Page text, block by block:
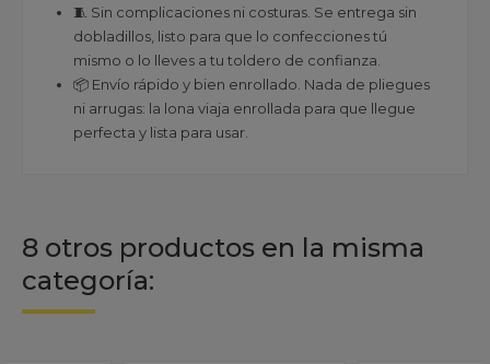
🧵 Sin complicaciones ni costuras. Se entrega sin
dobladillos, listo para que lo confecciones tú
mismo o lo lleves a tu toldero de confianza.
📦 Envío rápido y bien enrollado. Nada de pliegues
ni arrugas: la lona viaja enrollada para que llegue
perfecta y lista para usar.
8 otros productos en la misma
categoría: